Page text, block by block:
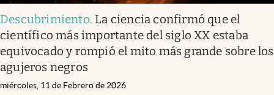
Descubrimiento. La ciencia confirmó que el
científico más importante del siglo XX estaba
equivocado y rompió el mito más grande sobre los
agujeros negros
miércoles, 11 de Febrero de 2026